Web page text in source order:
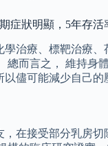
症狀明顯，5年存活
治療、標靶治療
總而言之， 維持身
儘可能減少自己的
在接受部分乳房